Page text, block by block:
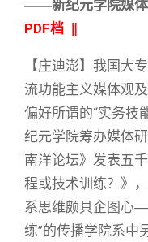
――新纪元学院媒
PDF档 ‖
【庄迪澎】我国大
流功能主义媒体观
偏好所谓的“实务技
纪元学院筹办媒体
南洋论坛》发表五
程或技术训练？》
系思维颇具企图心
练”的传播学院系中